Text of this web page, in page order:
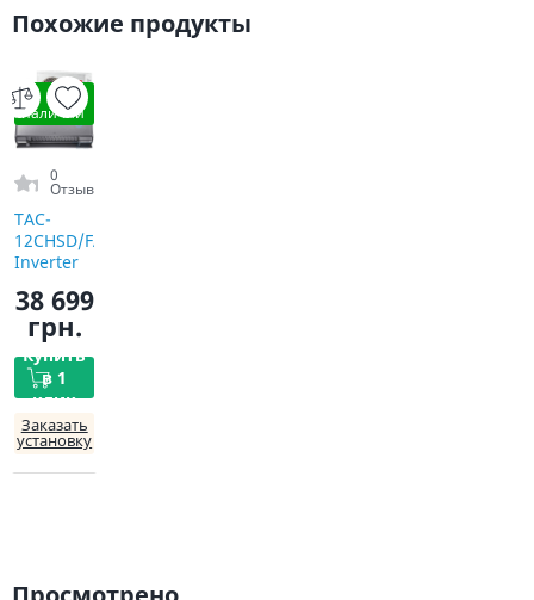
Похожие продукты
В
наличии
0
Отзыв
TAC-
12CHSD/FAI
Inverter
38 699
грн.
Купить
в 1
клик
Заказать
установку